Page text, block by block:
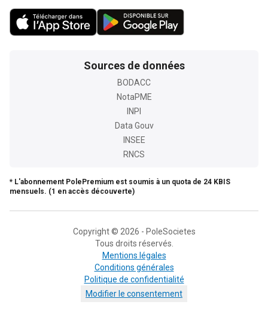
Sources de données
BODACC
NotaPME
INPI
Data Gouv
INSEE
RNCS
* L'abonnement PolePremium est soumis à un quota de 24 KBIS
mensuels. (1 en accès découverte)
Copyright © 2026 - PoleSocietes
Tous droits réservés.
Mentions légales
Conditions générales
Politique de confidentialité
Modifier le consentement